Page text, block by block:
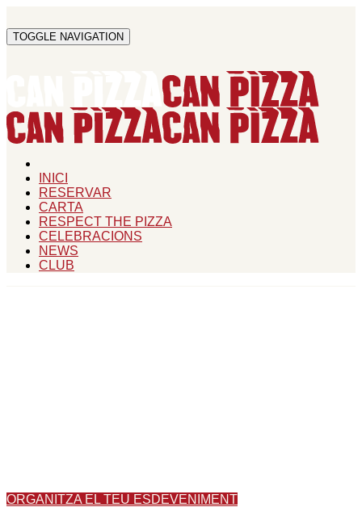
TOGGLE NAVIGATION
INICI
RESERVAR
CARTA
RESPECT THE PIZZA
CELEBRACIONS
NEWS
CLUB
ORGANITZA EL TEU ESDEVENIMENT